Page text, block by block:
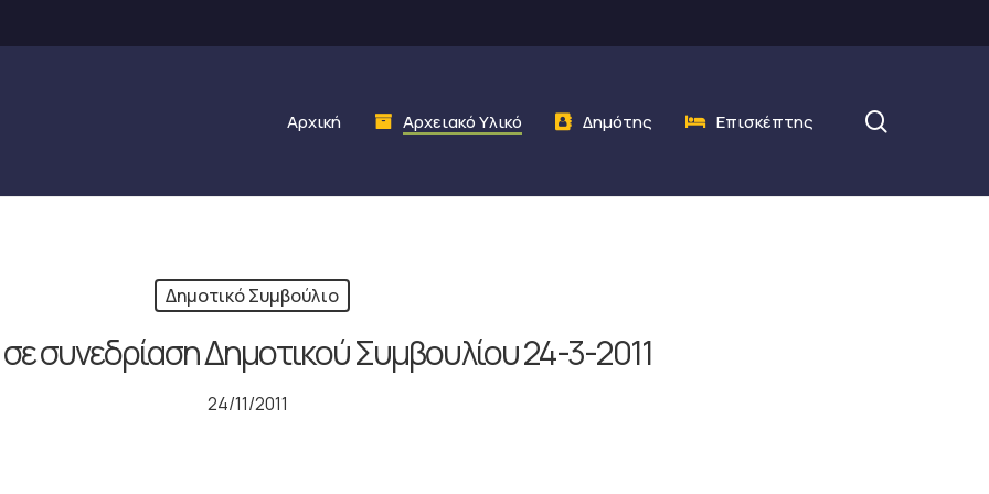
Αρχική Αρχειακό Υλικό Δημότης Επισκέπτης
Δημοτικό Συμβούλιο
συνεδρίαση Δημοτικού Συμβουλίου 24-3-2011
24/11/2011